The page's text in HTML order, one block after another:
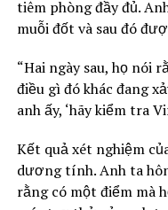
tiêm phòng đầy đủ.
muỗi đốt và sau đó
“Hai ngày sau, họ nói
điều gì đó khác đang
anh ấy, ‘hãy kiểm tra
Kết quả xét nghiệm
dương tính. Anh ta
rằng có một điểm mà